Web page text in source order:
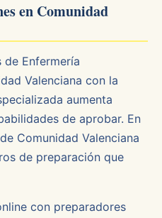
en Comunidad
de Enfermería
Valenciana con la
aumenta
de aprobar. En
Comunidad Valenciana
de preparación que
con preparadores